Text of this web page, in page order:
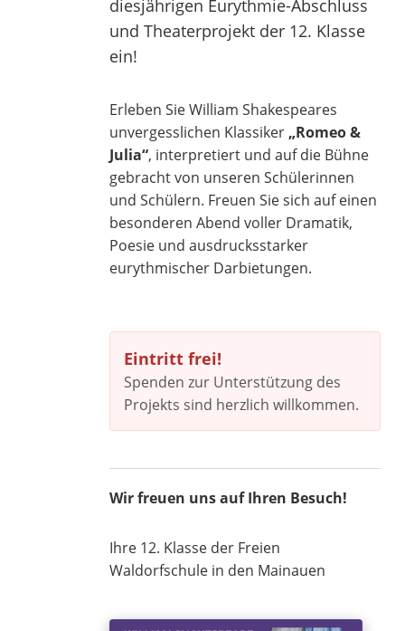
diesjährigen Eurythmie-Abschluss
und Theaterprojekt der 12. Klasse
ein!
Erleben Sie William Shakespeares
unvergesslichen Klassiker „Romeo &
Julia“, interpretiert und auf die Bühne
gebracht von unseren Schülerinnen
und Schülern. Freuen Sie sich auf einen
besonderen Abend voller Dramatik,
Poesie und ausdrucksstarker
eurythmischer Darbietungen.
Eintritt frei!
Spenden zur Unterstützung des
Projekts sind herzlich willkommen.
Wir freuen uns auf Ihren Besuch!
Ihre 12. Klasse der Freien
Waldorfschule in den Mainauen